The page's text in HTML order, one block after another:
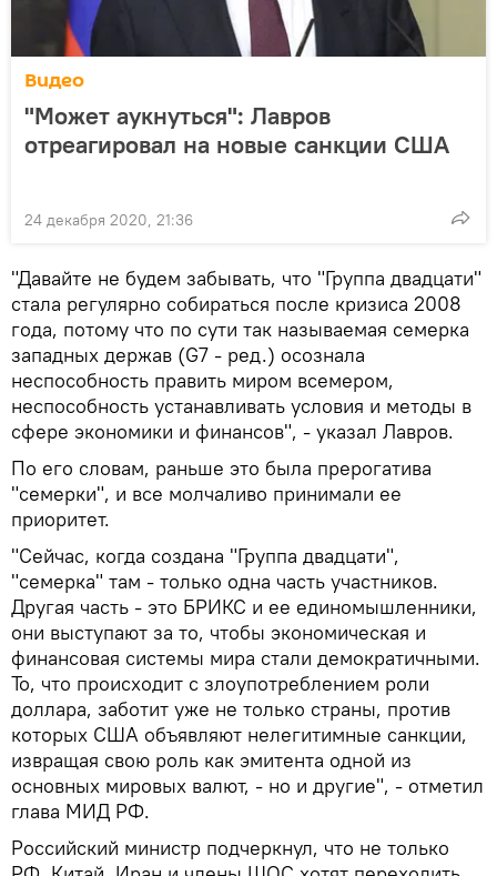
Видео
"Может аукнуться": Лавров
отреагировал на новые санкции США
24 декабря 2020, 21:36
"Давайте не будем забывать, что "Группа двадцати"
стала регулярно собираться после кризиса 2008
года, потому что по сути так называемая семерка
западных держав (G7 - ред.) осознала
неспособность править миром всемером,
неспособность устанавливать условия и методы в
сфере экономики и финансов", - указал Лавров.
По его словам, раньше это была прерогатива
"семерки", и все молчаливо принимали ее
приоритет.
"Сейчас, когда создана "Группа двадцати",
"семерка" там - только одна часть участников.
Другая часть - это БРИКС и ее единомышленники,
они выступают за то, чтобы экономическая и
финансовая системы мира стали демократичными.
То, что происходит с злоупотреблением роли
доллара, заботит уже не только страны, против
которых США объявляют нелегитимные санкции,
извращая свою роль как эмитента одной из
основных мировых валют, - но и другие", - отметил
глава МИД РФ.
Российский министр подчеркнул, что не только